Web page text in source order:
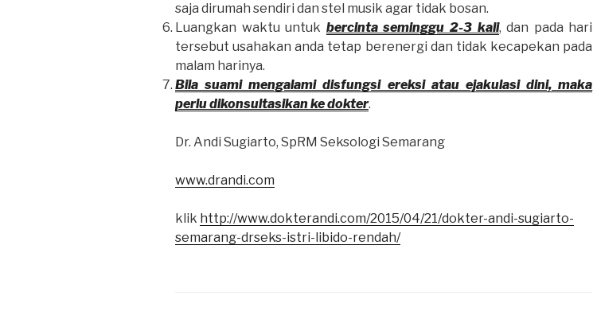
saja dirumah sendiri dan stel musik agar tidak bosan.
Luangkan waktu untuk bercinta seminggu 2-3 kali, dan pada hari
tersebut usahakan anda tetap berenergi dan tidak kecapekan pada
malam harinya.
Bila suami mengalami disfungsi ereksi atau ejakulasi dini, maka
perlu dikonsultasikan ke dokter.
Dr. Andi Sugiarto, SpRM Seksologi Semarang
www.drandi.com
klik http://www.dokterandi.com/2015/04/21/dokter-andi-sugiarto-
semarang-drseks-istri-libido-rendah/